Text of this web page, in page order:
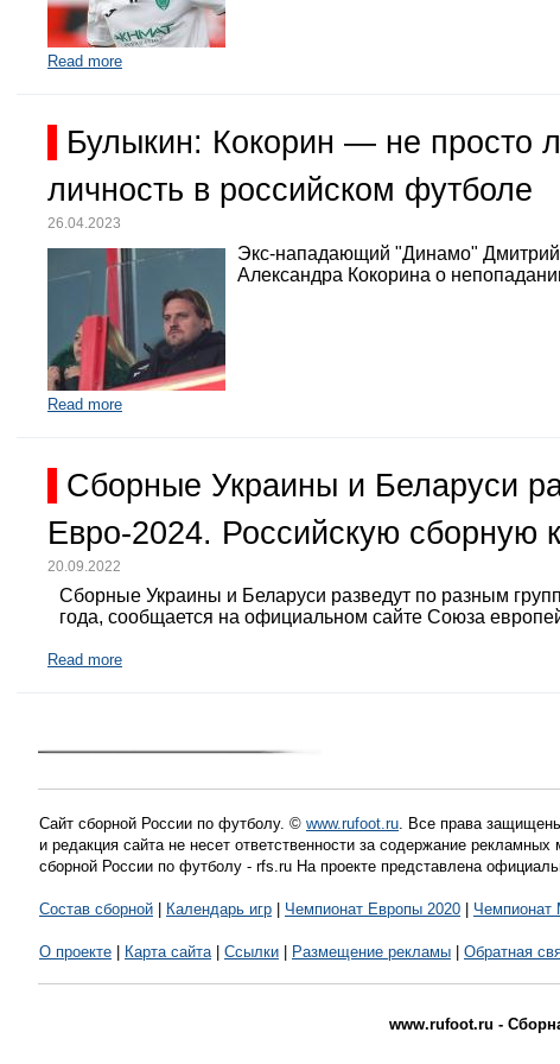
Read more
Булыкин: Кокорин — не просто
личность в российском футболе
26.04.2023
Экс-нападающий "Динамо"
Александра Кокорина о
Read more
Сборные Украины и Беларуси
Евро-2024. Российскую сборную
20.09.2022
Сборные Украины и Беларуси разведут по разным
года, сообщается на официальном сайте Союза
Read more
Сайт сборной России по футболу. © www.rufoot.ru. Все права
и редакция сайта не несет ответственности за содержание
сборной России по футболу - rfs.ru На проекте представлена
Состав сборной Календарь игр Чемпионат Европы 2020 Чемпионат
О проекте Карта сайта| Ссылки Размещение рекламы Обратная
www.rufoot.ru -